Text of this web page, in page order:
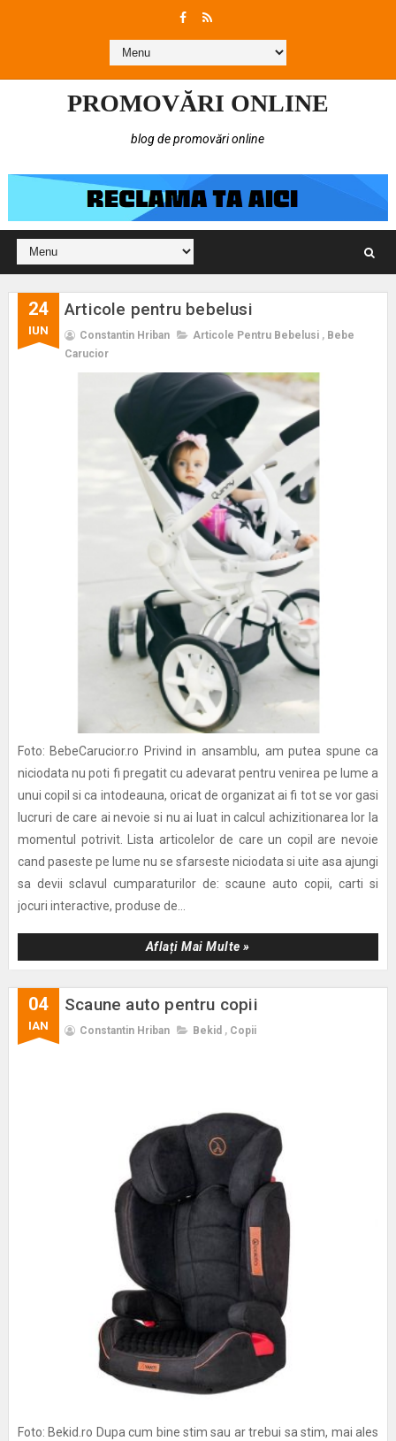
PROMOVĂRI ONLINE
blog de promovări online
24
IUN
Articole pentru bebelusi
Constantin Hriban Articole Pentru Bebelusi , Bebe
Carucior
Foto: BebeCarucior.ro Privind in ansamblu, am putea spune ca
niciodata nu poti fi pregatit cu adevarat pentru venirea pe lume a
unui copil si ca intodeauna, oricat de organizat ai fi tot se vor gasi
lucruri de care ai nevoie si nu ai luat in calcul achizitionarea lor la
momentul potrivit. Lista articolelor de care un copil are nevoie
cand paseste pe lume nu se sfarseste niciodata si uite asa ajungi
sa devii sclavul cumparaturilor de: scaune auto copii, carti si
jocuri interactive, produse de...
Aflați Mai Multe »
04
IAN
Scaune auto pentru copii
Constantin Hriban Bekid , Copii
Foto: Bekid.ro Dupa cum bine stim sau ar trebui sa stim, mai ales